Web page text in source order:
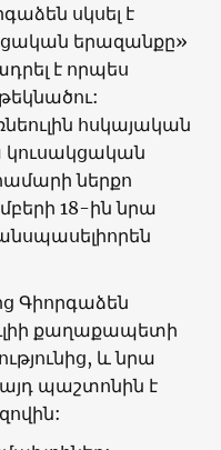
սկսել է
երազանքը»
է որպես
հսկայական
ներքո
18-ին նրա
Գիորգաձեն
քաղաքապետի
և նրա
պաշտոնին է